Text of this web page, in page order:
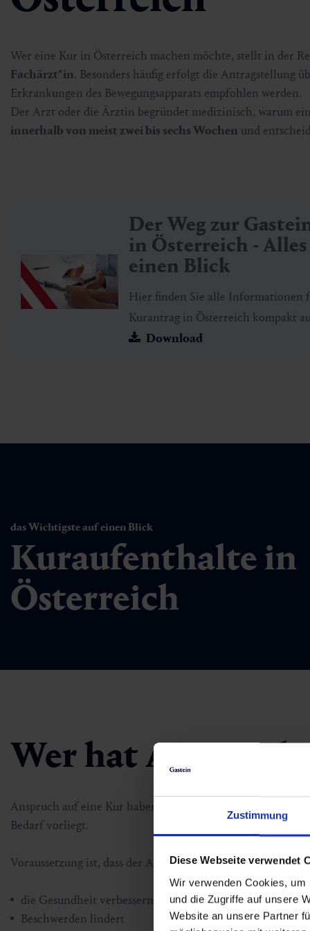
Zustimmung
Diese Webseite verwendet
Wir verwenden Cookies,
und die Zugriffe auf unsere
Website an unsere Partner
Wer eine Kur in Österreich machen möchte, stellt in der
Fachärzt*in. Besonders häufig erfolgt die Antragstellung
Erkrankungen des Bewegungsapparats empfohlen werden.
Der Arzt oder die Ärztin begründet medizinisch, warum
innerhalb von meist zwei bis sechs Wochen und
Der Weg zur
in Österreich -
einen Blick
Hier finden Sie alle Informationen
Kurantrag in Österreich kompakt
Download
das Wichtigste auf einen Blick
Kuraufenthalte in
Österreich
Wer hat
Anspruch auf eine Kur haben grundsätzlich
Bedarf vorliegt.
Voraussetzung ist, dass der Arzt oder die Ärztin bestätigt,
die Gesundheit verbessern kann
Beschwerden lindert